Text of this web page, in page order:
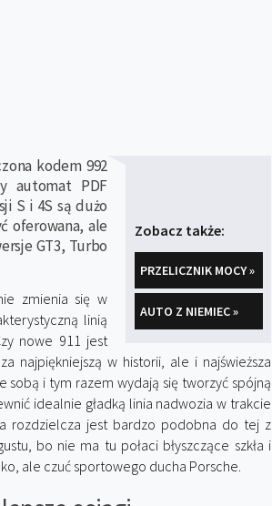
Zobacz także:
PRZELICZNIK MOCY »
AUTO Z NIEMIEC »
kodem 992
automat PDF
S i 4S są dużo
oferowana, ale
GT3, Turbo
zmienia się w
linią
nowe 911 jest
najpiękniejszą w historii, ale i najświeższa
sobą i tym razem wydają się tworzyć spójną
idealnie gładką linia nadwozia w trakcie
rozdzielcza jest bardzo podobna do tej z
bo nie ma tu połaci błyszczące szkła i
ale czuć sportowego ducha Porsche.